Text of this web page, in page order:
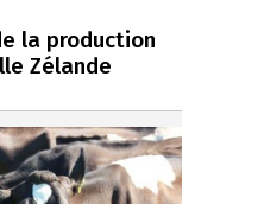
la production
Zélande